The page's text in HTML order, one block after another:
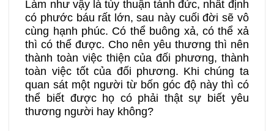
Làm như vậy là tùy thuận tánh đức, nhất định
có phước báu rất lớn, sau này cuối đời sẽ vô
cùng hạnh phúc. Có thể buông xả, có thể xả
thì có thể được. Cho nên yêu thương thì nên
thành toàn việc thiện của đối phương, thành
toàn việc tốt của đối phương. Khi chúng ta
quan sát một người từ bốn góc độ này thì có
thể biết được họ có phải thật sự biết yêu
thương người hay không?